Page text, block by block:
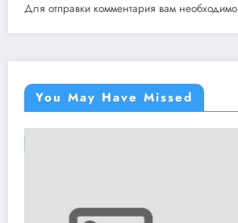
Для отправки комментария вам необходимо
You May Have Missed